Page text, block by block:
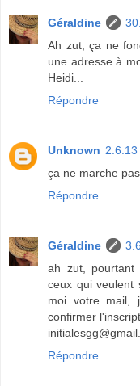
Géraldine
Ah zut, ça ne
une adresse à
Heidi...
Répondre
Unknown 2.6.13
ça ne marche
Répondre
Géraldine
ah zut, pourtant
ceux qui veulent
moi votre mail,
confirmer
Répondre